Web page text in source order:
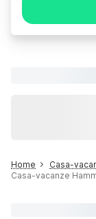
Home Casa-
Casa-vacanze